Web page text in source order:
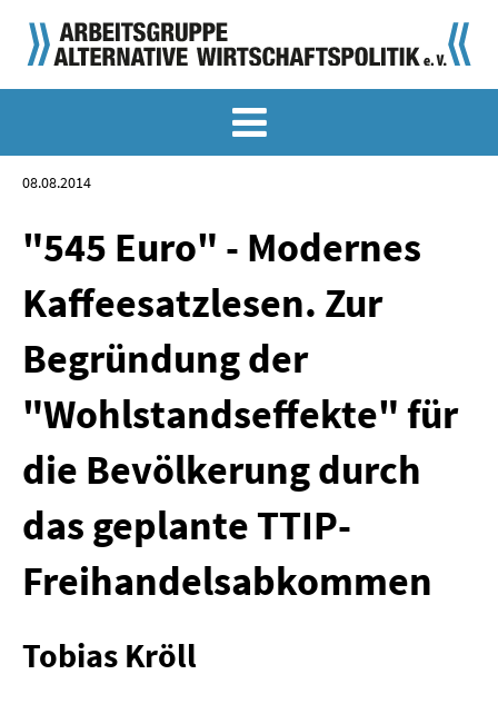
KLASSIKER
SONDERVERÖFFENTLICHUNGEN
LANGFASSUNGEN ZU DEN MEMORANDEN
MATERIALIEN
MATERIALIEN ZU DEN MEMORANDEN
MATERIALIEN ZUR SOMMERSCHULE
MEMO-FORUM
08.08.2014
"545 Euro" - Modernes
Kaffeesatzlesen. Zur
Begründung der
"Wohlstandseffekte" für
die Bevölkerung durch
das geplante TTIP-
Freihandelsabkommen
Tobias Kröll